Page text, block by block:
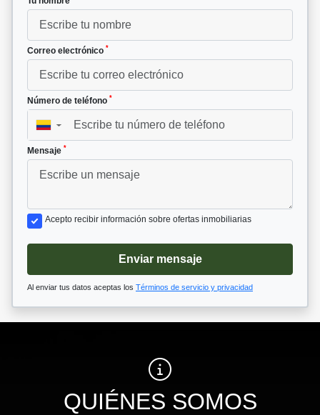
Correo electrónico *
Número de teléfono *
▼
Mensaje *
Acepto recibir información sobre ofertas inmobiliarias
Enviar mensaje
Al enviar tus datos aceptas los Términos de servicio y privacidad
QUIÉNES SOMOS